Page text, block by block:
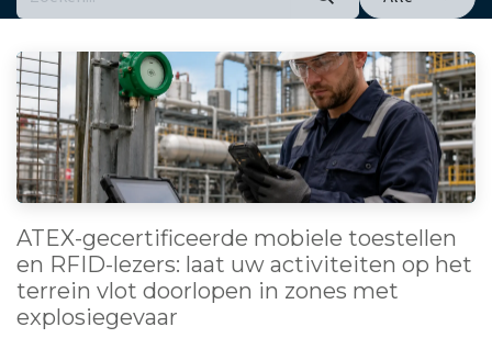
ATEX-gecertificeerde mobiele toestellen
en RFID-lezers: laat uw activiteiten op het
terrein vlot doorlopen in zones met
explosiegevaar